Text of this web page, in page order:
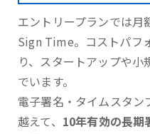
エントリープランでは
Sign Time。コストパフ
り、スタートアップや
でいます。
電子署名・タイムスタ
越えて、 10年有効の長期